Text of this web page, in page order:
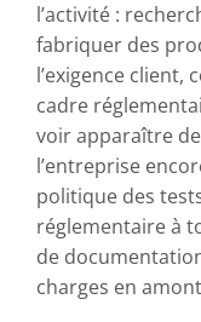
l’activité :
fabriquer des
l’exigence client,
cadre
voir apparaître
l’entreprise
politique des
réglementaire à
de
charges en